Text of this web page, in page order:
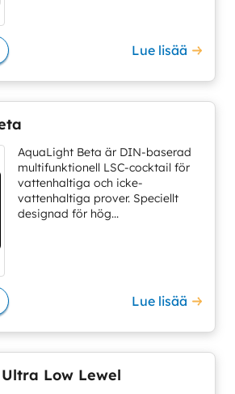
Lue lisää
AquaLight Beta är DIN-baserad
multifunktionell LSC-cocktail för
vattenhaltiga och icke-
vattenhaltiga prover. Speciellt
designad för hög...
Lue lisää
Low Lewel